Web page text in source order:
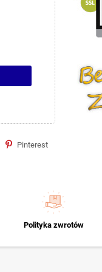
Pinterest
Polityka zwrotów